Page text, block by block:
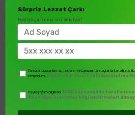
Çotanak 250 ml Soğuk Sıkım Aspir Yağı Cam Şişe
₺89,00
Sürpriz Lezzet Çarkı
Hediye çarkımız sizi bekliyor!
Tanıtım, pazarlama, reklam ve benzeri amaçlarla tarafıma
veriyorum. Elektronik Ticari İleti Aydınlatma
Paylaştığım bilgilerin KVKK kapsamında
WhatsApp üzerinden bilgilendirmeleri